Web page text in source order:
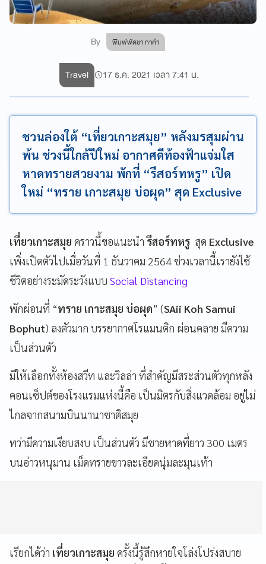
By พิมพ์พัดชา กาคำ
Travel 17 ธ.ค. 2021 เวลา 7:41 น.
ชวนล่องใต้ “เที่ยวเกาะสมุย” หลังมรสุมผ่าน
พ้น ช่วงนี้ใกล้ปีใหม่ อากาศดีท้องฟ้าแจ่มใส
หาดทรายสวยงาม พักที่ “รีสอร์ทหรู” เปิด
ใหม่ “ทราย เกาะสมุย บ่อผุด” สุด Exclusive
เที่ยวเกาะสมุย คราวนี้ขอแนะนำรีสอร์ทหรู สุด Exclusive
เพิ่งเปิดตัวไปเมื่อวันที่ 1 ธันวาคม 2564 ช่วงเวลานี้เรายังใช้
ชีวิตอย่างระมัดระวังแบบ Social Distancing
พักผ่อนที่ “ทราย เกาะสมุย บ่อผุด” (SAii Koh Samui
Bophut) ลงตัวมาก บรรยากาศโรแมนติก ผ่อนคลาย มีความ
เป็นส่วนตัว
มีให้เลือกทั้งห้องสวีท และวิลล่า ที่สำคัญมีสระส่วนตัวทุกหลัง
คอนเซ็ปต์ของโรงแรมแห่งนี้คือ เป็นมิตรกับสิ่งแวดล้อม อยู่ไม่
ไกลจากสนามบินนานาชาติสมุย
ทว่ามีความเงียบสงบ เป็นส่วนตัว มีชายหาดที่ยาว 300 เมตร
บนอ่าวหนุมาน เม็ดทรายขาวละเอียดนุ่มละมุนเท้า
เรียกได้ว่า เที่ยวเกาะสมุย ครั้งนี้รู้สึกหายใจโล่งโปร่งสบาย